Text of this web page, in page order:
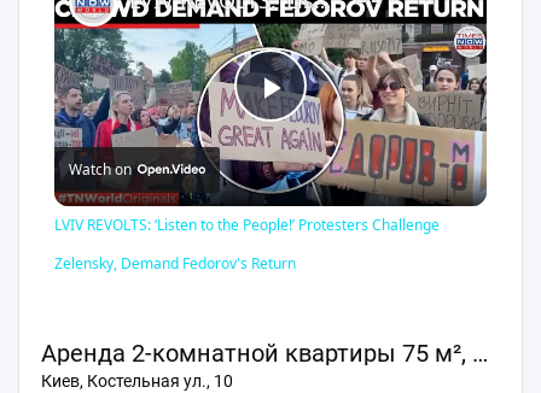
Play
Video
Watch on
LVIV REVOLTS: ‘Listen to the People!’ Protesters Challenge
Zelensky, Demand Fedorov's Return
Аренда 2-комнатной квартиры 75 м², Костельная ул., 10
Киев, Костельная ул., 10